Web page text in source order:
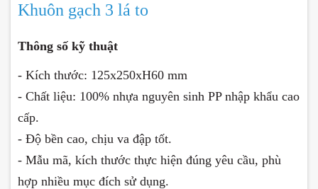
Khuôn gạch 3 lá to
Thông số kỹ thuật
- Kích thước: 125x250xH60 mm
- Chất liệu: 100% nhựa nguyên sinh PP nhập khẩu cao
cấp.
- Độ bền cao, chịu va đập tốt.
- Mẫu mã, kích thước thực hiện đúng yêu cầu, phù
hợp nhiều mục đích sử dụng.